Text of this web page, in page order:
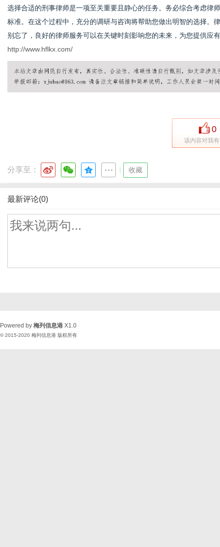
选择合适的刑事律师是一项至关重要且静心的任务。务必综合考虑律
标准。在这个过程中，充分的调研与咨询将帮助您做出明智的选择。
别忘了，良好的律师服务可以在关键时刻影响您的未来，为您提供应
http://www.hflkx.com/
0
该内容对我
分享至： 收藏
最新评论(0)
Powered by 梅列信息港 X1.0
© 2015-2020 梅列信息港 版权所有